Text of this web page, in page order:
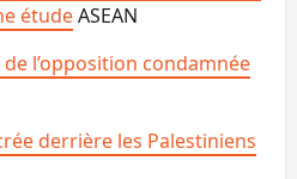
étudeASEAN
l’opposition condamnée
derrière les Palestiniens